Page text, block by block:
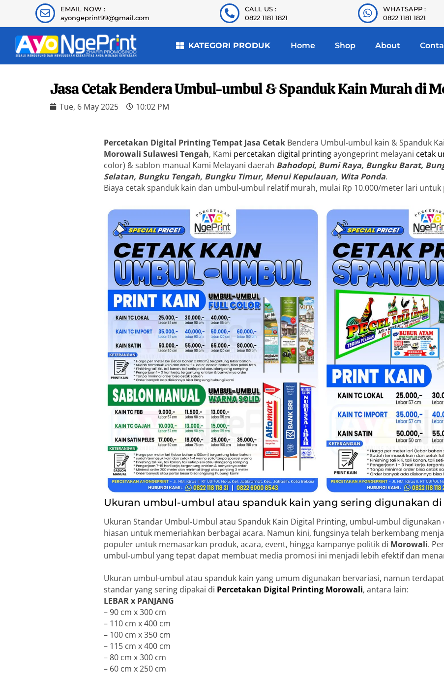
EMAIL NOW :
ayongeprint99@gmail.com
CALL US :
0822 1181 1821
WHATSAPP :
0822 1181 1821
KATEGORI PRODUK Home Shop About
Jasa Cetak Bendera Umbul-umbul & Spanduk Kain Murah di
Tue, 6 May 2025 10:02 PM
Percetakan Digital Printing Tempat Jasa Cetak Bendera Umbul-umbul kain & Spanduk
Morowali Sulawesi Tengah, Kami percetakan digital printingayongeprint melayani cetak
color) & sablon manual Kami Melayani daerah Bahodopi, Bumi Raya, Bungku Barat,
Selatan, Bungku Tengah, Bungku Timur, Menui Kepulauan, Wita Ponda.
Biaya cetak spanduk kain dan umbul-umbul relatif murah, mulai Rp 10.000/meter lari
Ukuran umbul-umbul atau spanduk kain yang sering digunakan di
Ukuran Standar Umbul-Umbul atau Spanduk Kain Digital Printing, umbul-umbul digunakan
hiasan untuk memeriahkan berbagai acara. Namun kini, fungsinya telah berkembang
populer untuk memasarkan produk, acara, event, hingga kampanye politik di Morowali.
umbul-umbul yang tepat dapat membuat media promosi ini menjadi lebih efektif dan
Ukuran umbul-umbul atau spanduk kain yang umum digunakan bervariasi, namun
standar yang sering dipakai di Percetakan Digital Printing Morowali, antara lain:
LEBAR x PANJANG
– 90 cm x 300 cm
– 110 cm x 400 cm
– 100 cm x 350 cm
– 115 cm x 400 cm
– 80 cm x 300 cm
– 60 cm x 250 cm